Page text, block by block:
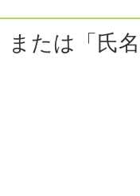
または「氏